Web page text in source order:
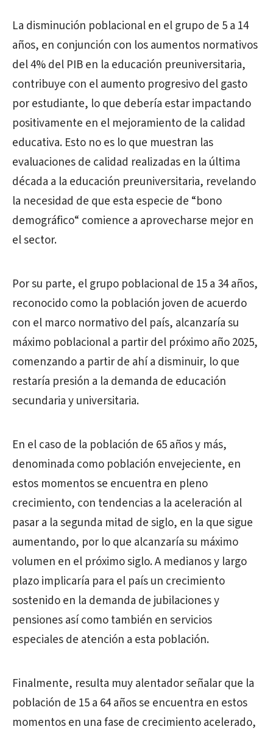
La disminución poblacional en el grupo de 5 a 14
años, en conjunción con los aumentos normativos
del 4% del PIB en la educación preuniversitaria,
contribuye con el aumento progresivo del gasto
por estudiante, lo que debería estar impactando
positivamente en el mejoramiento de la calidad
educativa. Esto no es lo que muestran las
evaluaciones de calidad realizadas en la última
década a la educación preuniversitaria, revelando
la necesidad de que esta especie de “bono
demográfico“ comience a aprovecharse mejor en
el sector.
Por su parte, el grupo poblacional de 15 a 34 años,
reconocido como la población joven de acuerdo
con el marco normativo del país, alcanzaría su
máximo poblacional a partir del próximo año 2025,
comenzando a partir de ahí a disminuir, lo que
restaría presión a la demanda de educación
secundaria y universitaria.
En el caso de la población de 65 años y más,
denominada como población envejeciente, en
estos momentos se encuentra en pleno
crecimiento, con tendencias a la aceleración al
pasar a la segunda mitad de siglo, en la que sigue
aumentando, por lo que alcanzaría su máximo
volumen en el próximo siglo. A medianos y largo
plazo implicaría para el país un crecimiento
sostenido en la demanda de jubilaciones y
pensiones así como también en servicios
especiales de atención a esta población.
Finalmente, resulta muy alentador señalar que la
población de 15 a 64 años se encuentra en estos
momentos en una fase de crecimiento acelerado,